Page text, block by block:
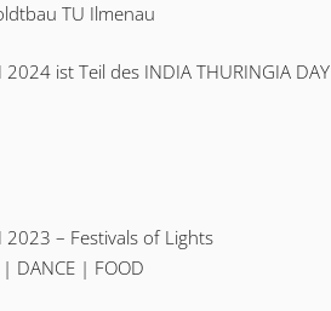
TU Ilmenau
2024 ist Teil des INDIA THURINGIA DAY
2023 – Festivals of Lights
| DANCE | FOOD